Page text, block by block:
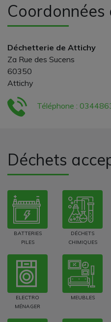
Coordonnées
Déchetterie de Attichy
Za Rue des Sucens
60350
Attichy
Téléphone :
Déchets
BATTERIES
PILES
DÉCHETS
CHIMIQUES
ELECTRO
MÉNAGER
MEUBLES